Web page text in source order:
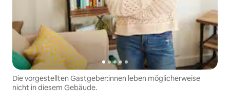
Die vorgestellten Gastgeber:innen leben möglicherweise
nicht in diesem Gebäude.